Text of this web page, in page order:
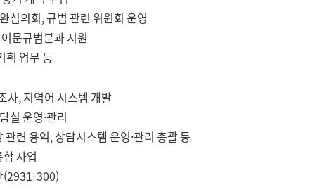
심의회, 규범 관련 위원회 운영
문규범분과 지원
획 업무 등
사, 지역어 시스템 개발
실 운영·관리
련 용역, 상담시스템 운영·관리 총괄 등
사업
(2931-300)